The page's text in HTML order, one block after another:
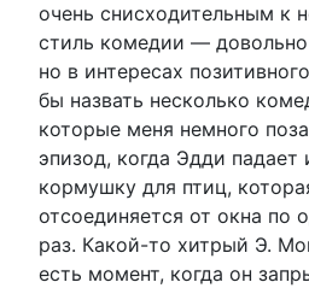
очень снисходительным к
стиль комедии —
но в интересах
бы назвать несколько
которые меня немного
эпизод, когда Эдди падает
кормушку для птиц,
отсоединяется от окна по
раз. Какой-то хитрый Э.
есть момент, когда он